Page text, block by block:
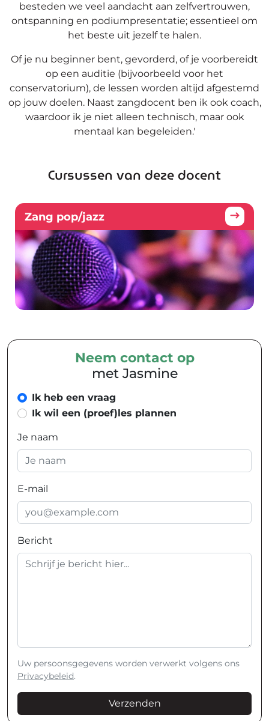
besteden we veel aandacht aan zelfvertrouwen,
ontspanning en podiumpresentatie; essentieel om
het beste uit jezelf te halen.
Of je nu beginner bent, gevorderd, of je voorbereidt
op een auditie (bijvoorbeeld voor het
conservatorium), de lessen worden altijd afgestemd
op jouw doelen. Naast zangdocent ben ik ook coach,
waardoor ik je niet alleen technisch, maar ook
mentaal kan begeleiden.'
Cursussen van deze docent
Zang pop/jazz
Neem contact op
met Jasmine
Ik heb een vraag
Ik wil een (proef)les plannen
Je naam
E-mail
Bericht
Uw persoonsgegevens worden verwerkt volgens ons
Privacybeleid.
Verzenden